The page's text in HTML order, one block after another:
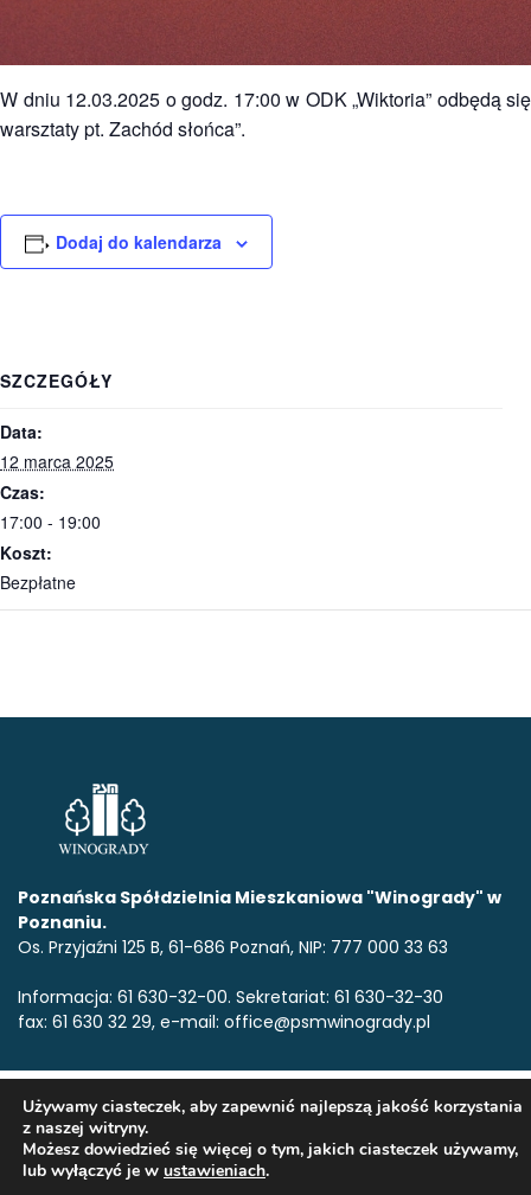
W dniu 12.03.2025 o godz. 17:00 w ODK „Wiktoria” odbędą się
warsztaty pt. Zachód słońca”.
Dodaj do kalendarza
SZCZEGÓŁY
Data:
12 marca 2025
Czas:
17:00 - 19:00
Koszt:
Bezpłatne
Poznańska Spółdzielnia Mieszkaniowa "Winogrady" w
Poznaniu.
Os. Przyjaźni 125 B, 61-686 Poznań, NIP: 777 000 33 63
Informacja: 61 630-32-00. Sekretariat: 61 630-32-30
fax: 61 630 32 29, e-mail: office@psmwinogrady.pl
www.psmwinogrady.pl
Copyright © 2020. Wszelkie prawa
zastrzeżone.All rights reserved.
Używamy ciasteczek, aby zapewnić najlepszą jakość korzystania
z naszej witryny.
Możesz dowiedzieć się więcej o tym, jakich ciasteczek używamy,
lub wyłączyć je w ustawieniach.